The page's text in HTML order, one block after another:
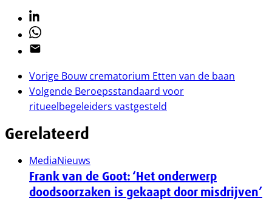
Linkedin
Whatsapp
Email
Vorige Bouw crematorium Etten van de baan
Volgende Beroepsstandaard voor
ritueelbegeleiders vastgesteld
Gerelateerd
MediaNieuws
Frank van de Goot: ‘Het onderwerp
doodsoorzaken is gekaapt door misdrijven’